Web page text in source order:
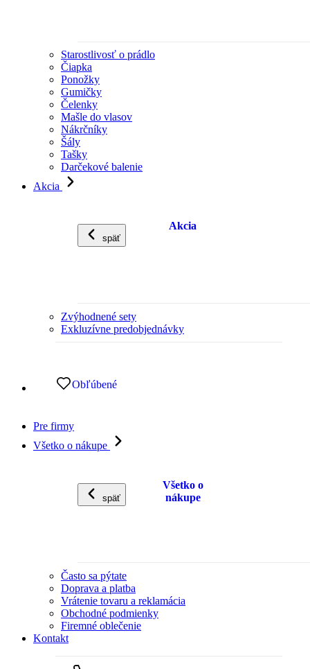
Starostlivosť o prádlo
Čiapka
Ponožky
Gumičky
Čelenky
Mašle do vlasov
Nákrčníky
Šály
Tašky
Darčekové balenie
Akcia
späť
Akcia
Zvýhodnené sety
Exkluzívne predobjednávky
Obľúbené
Pre firmy
Všetko o nákupe
späť
Všetko o
nákupe
Často sa pýtate
Doprava a platba
Vrátenie tovaru a reklamácia
Obchodné podmienky
Firemné oblečenie
Kontakt